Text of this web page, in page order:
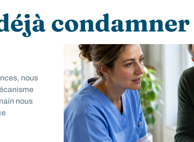
condamner
nous
nous